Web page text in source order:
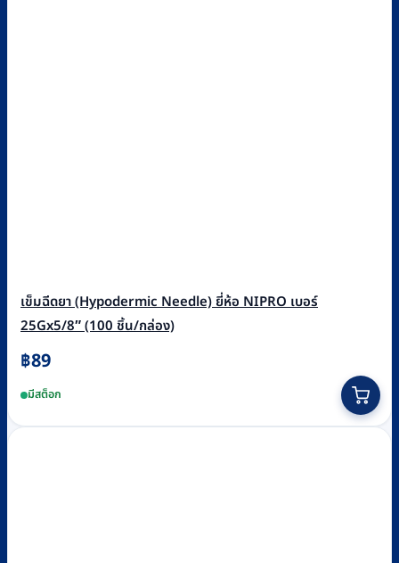
เข็มฉีดยา (Hypodermic Needle) ยี่ห้อ NIPRO เบอร์
25Gx5/8″ (100 ชิ้น/กล่อง)
฿89
มีสต็อก